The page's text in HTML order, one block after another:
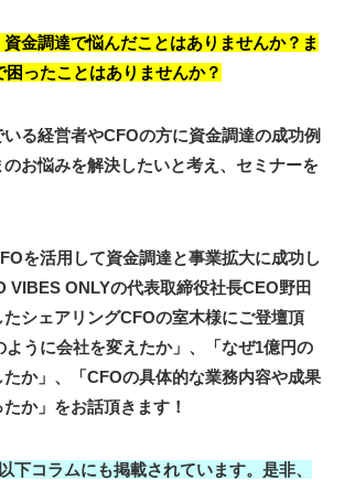
資金調達で悩んだことはありませんか？ま
ったことはありませんか？
る経営者やCFOの方に資金調達の成功例
お悩みを解決したいと考え、セミナーを
を活用して資金調達と事業拡大に成功し
VIBES ONLYの代表取締役社長CEO野田
シェアリングCFOの室木様にご登壇頂
ように会社を変えたか」、「なぜ1億円の
か」、「CFOの具体的な業務内容や成果
か」をお話頂きます！
下コラムにも掲載されています。是非、